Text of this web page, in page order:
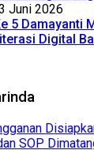
Juni 2026
5 Damayanti
Digital